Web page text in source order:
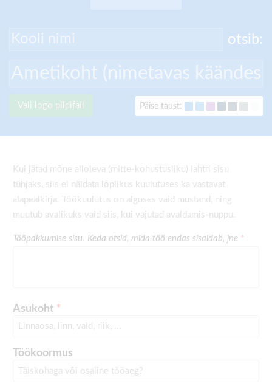
otsib:
Vali logo pildifail Päise taust:
Kui jätad mõne alloleva (mitte-kohustusliku) lahtri sisu
tühjaks, siis ei näidata lõplikus kuulutuses ka vastavat
alapealkirja. Töökuulutus on alguses vaid mustand, ning
muutub avalikuks vaid siis, kui vajutad avaldamis-nuppu.
Tööpakkumise sisu. Keda otsid, mida töö endas sisaldab, jne *
Asukoht *
Töökoormus